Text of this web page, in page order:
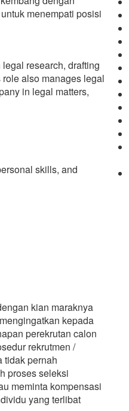
untuk menempati posisi
research, drafting
also manages legal
in legal matters,
skills, and
kian maraknya
kepada
perekrutan calon
rekrutmen /
tidak pernah
proses seleksi
meminta kompensasi
yang terlibat